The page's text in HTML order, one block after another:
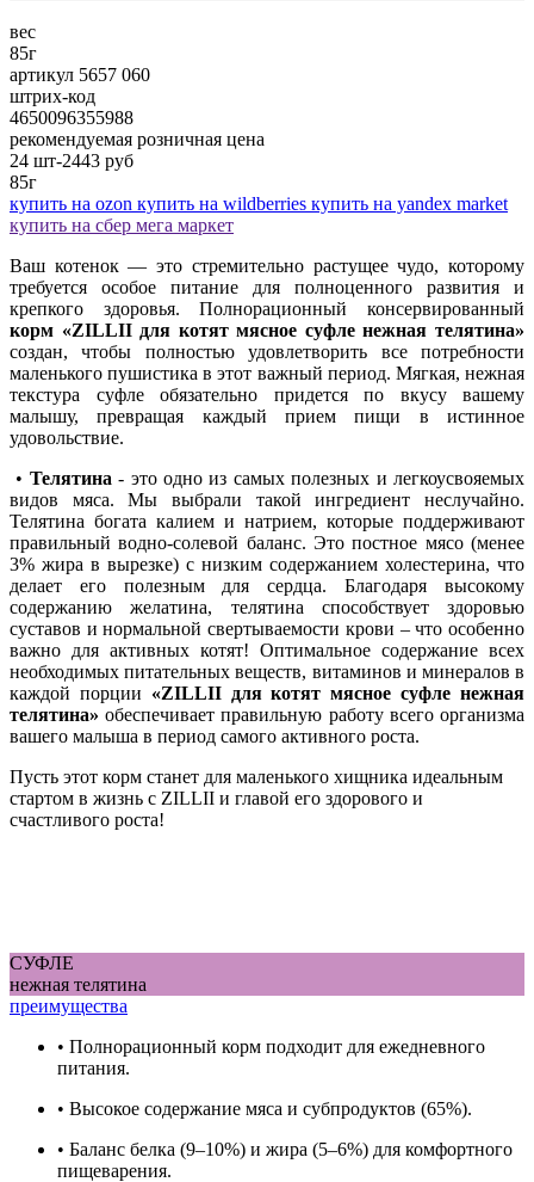
вес
85г
артикул 5657 060
штрих-код
4650096355988
рекомендуемая розничная цена
24 шт-2443 руб
85г
купить на ozon купить на wildberries купить на yandex market
купить на сбер мега маркет
Ваш котенок — это стремительно растущее чудо, которому
требуется особое питание для полноценного развития и
крепкого здоровья. Полнорационный консервированный
корм «ZILLII для котят мясное суфле нежная телятина»
создан, чтобы полностью удовлетворить все потребности
маленького пушистика в этот важный период. Мягкая, нежная
текстура суфле обязательно придется по вкусу вашему
малышу, превращая каждый прием пищи в истинное
удовольствие.
• Телятина - это одно из самых полезных и легкоусвояемых
видов мяса. Мы выбрали такой ингредиент неслучайно.
Телятина богата калием и натрием, которые поддерживают
правильный водно-солевой баланс. Это постное мясо (менее
3% жира в вырезке) с низким содержанием холестерина, что
делает его полезным для сердца. Благодаря высокому
содержанию желатина, телятина способствует здоровью
суставов и нормальной свертываемости крови – что особенно
важно для активных котят! Оптимальное содержание всех
необходимых питательных веществ, витаминов и минералов в
каждой порции «ZILLII для котят мясное суфле нежная
телятина» обеспечивает правильную работу всего организма
вашего малыша в период самого активного роста.
Пусть этот корм станет для маленького хищника идеальным
стартом в жизнь с ZILLII и главой его здорового и
счастливого роста!
СУФЛЕ
нежная телятина
преимущества
• Полнорационный корм подходит для ежедневного
питания.
• Высокое содержание мяса и субпродуктов (65%).
• Баланс белка (9–10%) и жира (5–6%) для комфортного
пищеварения.